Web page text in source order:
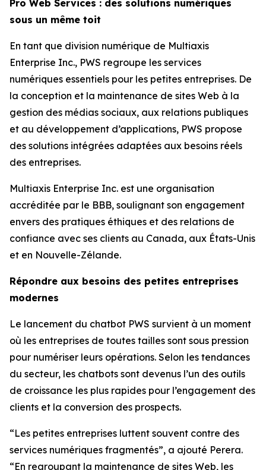
Pro Web Services : des solutions numériques
sous un même toit
En tant que division numérique de Multiaxis
Enterprise Inc., PWS regroupe les services
numériques essentiels pour les petites entreprises. De
la conception et la maintenance de sites Web à la
gestion des médias sociaux, aux relations publiques
et au développement d’applications, PWS propose
des solutions intégrées adaptées aux besoins réels
des entreprises.
Multiaxis Enterprise Inc. est une organisation
accréditée par le BBB, soulignant son engagement
envers des pratiques éthiques et des relations de
confiance avec ses clients au Canada, aux États-Unis
et en Nouvelle-Zélande.
Répondre aux besoins des petites entreprises
modernes
Le lancement du chatbot PWS survient à un moment
où les entreprises de toutes tailles sont sous pression
pour numériser leurs opérations. Selon les tendances
du secteur, les chatbots sont devenus l’un des outils
de croissance les plus rapides pour l’engagement des
clients et la conversion des prospects.
“Les petites entreprises luttent souvent contre des
services numériques fragmentés”, a ajouté Perera.
“En regroupant la maintenance de sites Web, les